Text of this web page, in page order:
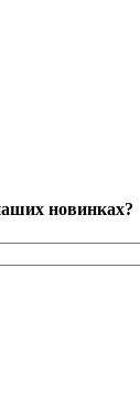
новинках?